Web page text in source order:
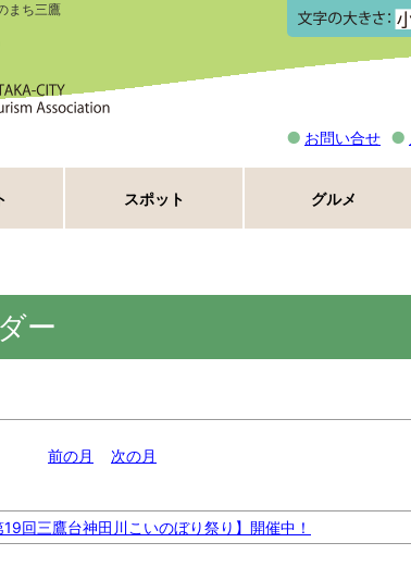
まち三鷹
お問い合せ
スポット グルメ
ー
前の月 次の月
19回三鷹台神田川こいのぼり祭り】開催中！